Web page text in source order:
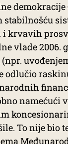
demokracije
stabilnošću
i krvavih
vlade 2006.
odlučio
namećući
To nije bio